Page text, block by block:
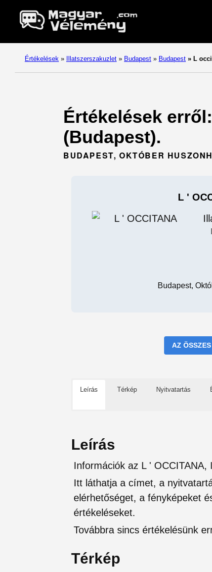
Értékelések » Illatszerszakuzlet » Budapest » Budapest » L
Értékelések
(Budapest).
BUDAPEST, OKTÓBER
L '
Budapest,
AZ
Leírás Térkép Nyitvatartás
Leírás
Információk az L '
Itt láthatja a címet, a
elérhetőséget, a fényképeket
értékeléseket.
Továbbra sincs értékelésünk
Térkép